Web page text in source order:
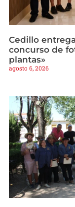
Cedillo
concurso de
plantas»
agosto 6, 2026